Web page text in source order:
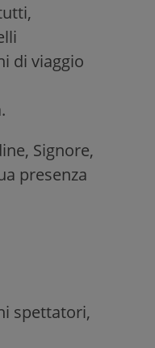
di viaggio
Signore,
presenza
spettatori,